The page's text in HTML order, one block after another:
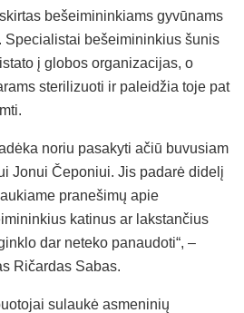
bešeimininkiams gyvūnams
Specialistai bešeimininkius šunis
į globos organizacijas, o
sterilizuoti ir paleidžia toje pat
noriu pasakyti ačiū buvusiam
Jonui Čeponiui. Jis padarė didelį
pranešimų apie
katinus ar lakstančius
dar neteko panaudoti“, –
Ričardas Sabas.
sulaukė asmeninių